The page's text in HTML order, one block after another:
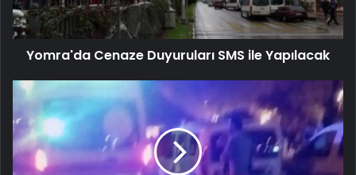
Yomra'da Cenaze Duyuruları SMS ile Yapılacak